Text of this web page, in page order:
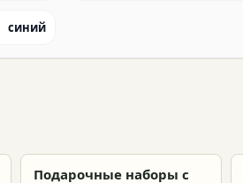
синий
Подарочные наборы с